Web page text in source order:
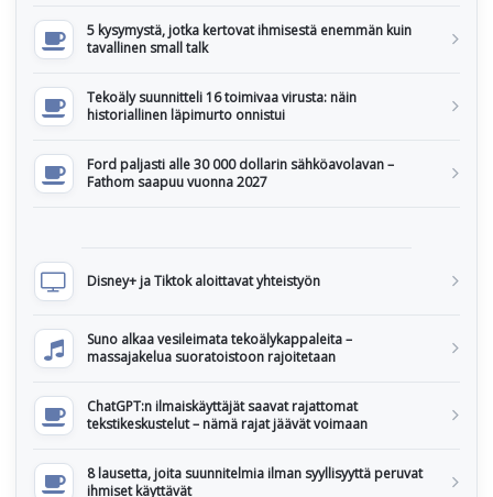
5 kysymystä, jotka kertovat ihmisestä enemmän kuin
tavallinen small talk
Tekoäly suunnitteli 16 toimivaa virusta: näin
historiallinen läpimurto onnistui
Ford paljasti alle 30 000 dollarin sähköavolavan –
Fathom saapuu vuonna 2027
Disney+ ja Tiktok aloittavat yhteistyön
Suno alkaa vesileimata tekoälykappaleita –
massajakelua suoratoistoon rajoitetaan
ChatGPT:n ilmaiskäyttäjät saavat rajattomat
tekstikeskustelut – nämä rajat jäävät voimaan
8 lausetta, joita suunnitelmia ilman syyllisyyttä peruvat
ihmiset käyttävät